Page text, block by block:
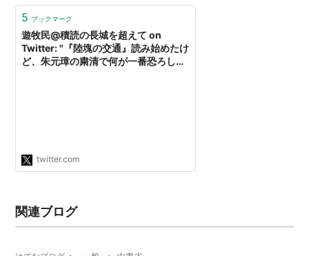
5 ブックマーク
遊牧民@積読の長城を超えて on
Twitter: "『陸塊の交通』読み始めたけ
ど、朱元璋の粛清で何が一番恐ろしい
がったんだよ"
twitter.com
関連ブログ